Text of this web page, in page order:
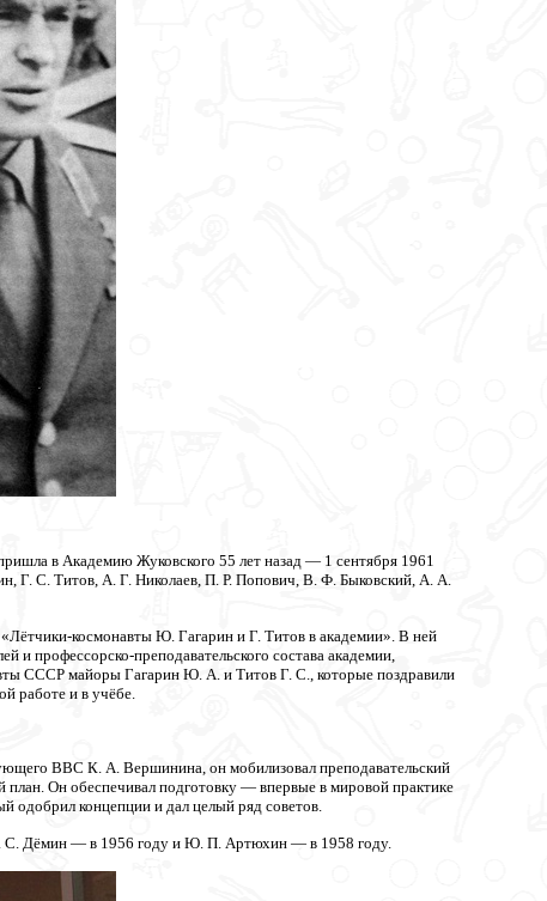
в Академию Жуковского 55 лет назад — 1 сентября 1961
Г. С. Титов, А. Г. Николаев, П. Р. Попович, В. Ф. Быковский, А. А.
космонавты Ю. Гагарин и Г. Титов в академии». В ней
и профессорско-преподавательского состава академии,
СССР майоры Гагарин Ю. А. и Титов Г. С., которые поздравили
работе и в учёбе.
ВВС К. А. Вершинина, он мобилизовал преподавательский
Он обеспечивал подготовку — впервые в мировой практике
одобрил концепции и дал целый ряд советов.
С. Дёмин — в 1956 году и Ю. П. Артюхин — в 1958 году.